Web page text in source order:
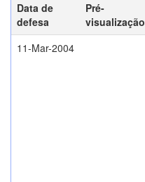
Data de
defesa
Pré-
visualização
11-Mar-2004